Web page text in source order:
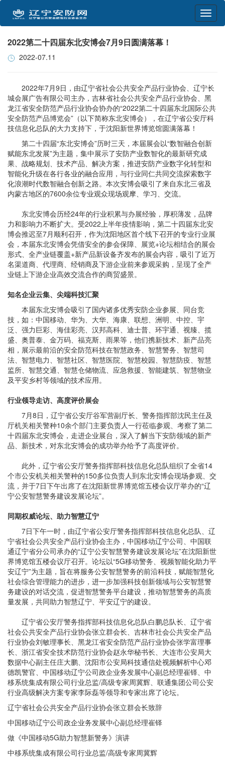
2022第二十四届东北安博会7月9日圆满落幕！
2022-07.11
2022年7月9日，由辽宁省社会公共安全产品行业协会、辽宁长
城会展广告有限公司主办，吉林省社会公共安全产品行业协会、黑
龙江省安全防范产品行业协会协办的“2022第二十四届东北国际公共
安全防范产品博览会”（以下简称东北安博会），在辽宁省公安厅科
技信息化总队的大力支持下，于沈阳新世界博览馆圆满落幕！
第二十四届“东北安博会”历时三天，本届展会以“数智融合创新
赋能东北发展”为主题，集中展示了安防产业数智化的最新研究成
果、战略规划、技术产品、解决方案，推进安防产业数字化转型和
智能化升级在各行各业的融合应用，与行业同仁共同交流探索数字
化浪潮时代数智融合创新之路。本次安博会吸引了来自东北三省及
内蒙古地区的7600余位专业观众现场观摩、学习、交流。
东北安博会历经24年的行业积累与办展经验，厚积薄发，品牌
力和影响力不断扩大。受2022上半年疫情影响，第二十四届东北安
博会推迟至7月顺利召开，作为沈阳地区首个线下召开的专业行业展
会，本届东北安博会凭借安全的参会保障、展览+论坛相结合的展会
形式、全产业链覆盖+新产品新设备齐发布的展会内容，吸引了近万
名渠道商、代理商、经销商及下游企业前来参观采购，呈现了全产
业链上下游企业高效交流合作的商贸盛景。
知名企业云集、尖端科技汇聚
本届东北安博会吸引了国内诸多优秀安防企业参展、同台竞
技，如：中国移动、华为、大华、海康、联想、洲明、中控、宇
泛、强力巨彩、海佳彩亮、汉邦高科、迪士普、环宇通、视臻、揽
盛、奥普泰、金万码、福克斯、雨果等，他们携新技术、新产品亮
相，展示最前沿的安全防范科技在智慧政务、智慧警务、智慧司
法、智慧电力、智慧社区、智慧医院、智慧校园、智慧防疫、智慧
监所、智慧交通、智慧仓储物流、应急救援、智能建筑、智慧物业
及平安乡村等领域的技术应用。
行业领导走访、高度评价展会
7月8日，辽宁省公安厅谷军营副厅长、警务指挥部沈民主任及
厅机关相关警种10余个部门主要负责人一行莅临参观、考察了第二
十四届东北安博会，走进企业展台，深入了解当下安防领域的新产
品、新技术，对东北安博会的成功举办给予了高度评价。
此外，辽宁省公安厅警务指挥部科技信息化总队组织了全省14
个市公安机关相关警种的150多位负责人到东北安博会现场参观、交
流，并于7日下午出席了在沈阳新世界博览馆五楼会议厅举办的“辽
宁公安智慧警务建设发展论坛”。
同期权威论坛、助力智慧辽宁
7日下午一时，由辽宁省公安厅警务指挥部科技信息化总队、辽
宁省社会公共安全产品行业协会主办，中国移动辽宁公司、中国联
通辽宁省分公司承办的“辽宁公安智慧警务建设发展论坛”在沈阳新世
界博览馆五楼会议厅召开。论坛以“5G移动警务、视频智能化助力平
安辽宁”为主题，旨在将服务公安智慧警务的前沿科技，赋能智慧化
社会综合管理能力的进步，进一步加强科技创新领域与公安智慧警
务建设的对话交流，促进智慧警务平台建设，推动智慧警务的高质
量发展，共同助力智慧辽宁、平安辽宁的建设。
辽宁省公安厅警务指挥部科技信息化总队白鹏总队长、辽宁省
社会公共安全产品行业协会张立群会长、吉林市社会公共安全产品
行业协会刘敏理事长、黑龙江省安全防范产品行业协会张学富理事
长、浙江省安全技术防范行业协会赵永华秘书长、大连市公安局大
数据中心副主任庄大鹏、沈阳市公安局科技通信处视频解析中心邓
德凯警官、中国移动辽宁公司政企业务发展中心副总经理崔铎、中
移系统集成有限公司行业总监/高级专家周冀辉、联通集团公司公安
行业高级解决方案专家李际磊等领导和专家出席了论坛。
辽宁省社会公共安全产品行业协会张立群会长致辞
中国移动辽宁公司政企业务发展中心副总经理崔铎
做《中国移动5G助力智慧新警务》演讲
中移系统集成有限公司行业总监/高级专家周冀辉